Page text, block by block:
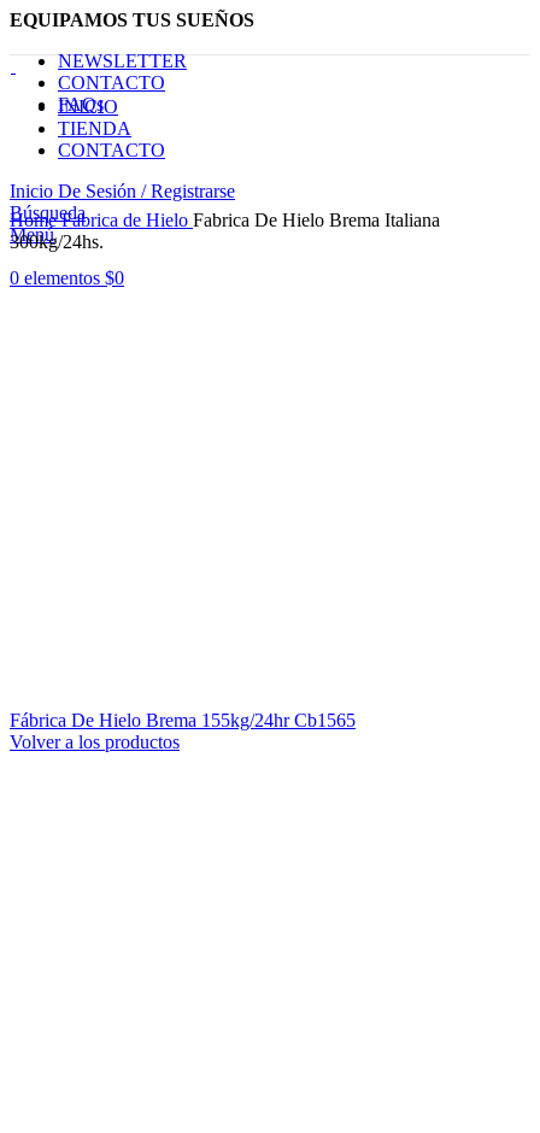
EQUIPAMOS TUS SUEÑOS
NEWSLETTER
CONTACTO
FAQs
INICIO
TIENDA
CONTACTO
Inicio De Sesión / Registrarse
Búsqueda
Menú
0 elementos $0
Haga Click para agrandar
HomeFabrica de Hielo Fabrica De Hielo Brema Italiana
300kg/24hs.
Fábrica De Hielo Brema 155kg/24hr Cb1565
Volver a los productos